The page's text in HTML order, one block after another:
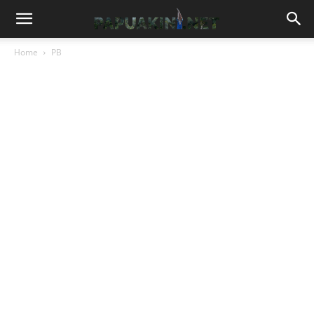
Home PB